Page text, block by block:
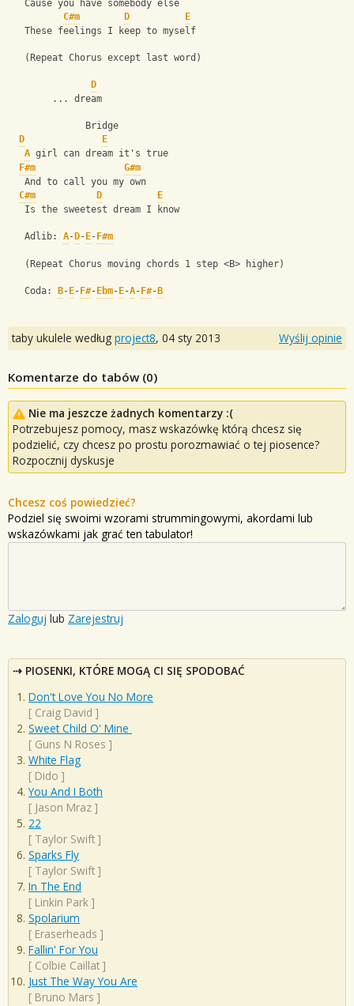
   Cause you have somebody else
C#m
D
E
   These feelings I keep to myself
   (Repeat Chorus except last word)
D
        ... dream
              Bridge
D
E
A girl can dream it's true
F#m
G#m
   And to call you my own
C#m
D
E
   Is the sweetest dream I know
   Adlib:
A- D- E- F#m
   (Repeat Chorus moving chords 1 step <B> higher)
   Coda:
B- E- F#- Ebm- E-A- F#- B
taby ukulele według project8, 04 sty 2013 Wyślij opinie
Komentarze do tabów (0)
Nie ma jeszcze żadnych komentarzy :(
Potrzebujesz pomocy, masz wskazówkę którą chcesz się
podzielić, czy chcesz po prostu porozmawiać o tej piosence?
Rozpocznij dyskusje
Chcesz coś powiedzieć?
Podziel się swoimi wzorami strummingowymi, akordami lub
wskazówkami jak grać ten tabulator!
Zaloguj lub Zarejestruj
PIOSENKI, KTÓRE MOGĄ CI SIĘ SPODOBAĆ
Don't Love You No More
[ Craig David ]
Sweet Child O' Mine
[ Guns N Roses ]
White Flag
[ Dido ]
You And I Both
[ Jason Mraz ]
22
[ Taylor Swift ]
Sparks Fly
[ Taylor Swift ]
In The End
[ Linkin Park ]
Spolarium
[ Eraserheads ]
Fallin' For You
[ Colbie Caillat ]
Just The Way You Are
[ Bruno Mars ]